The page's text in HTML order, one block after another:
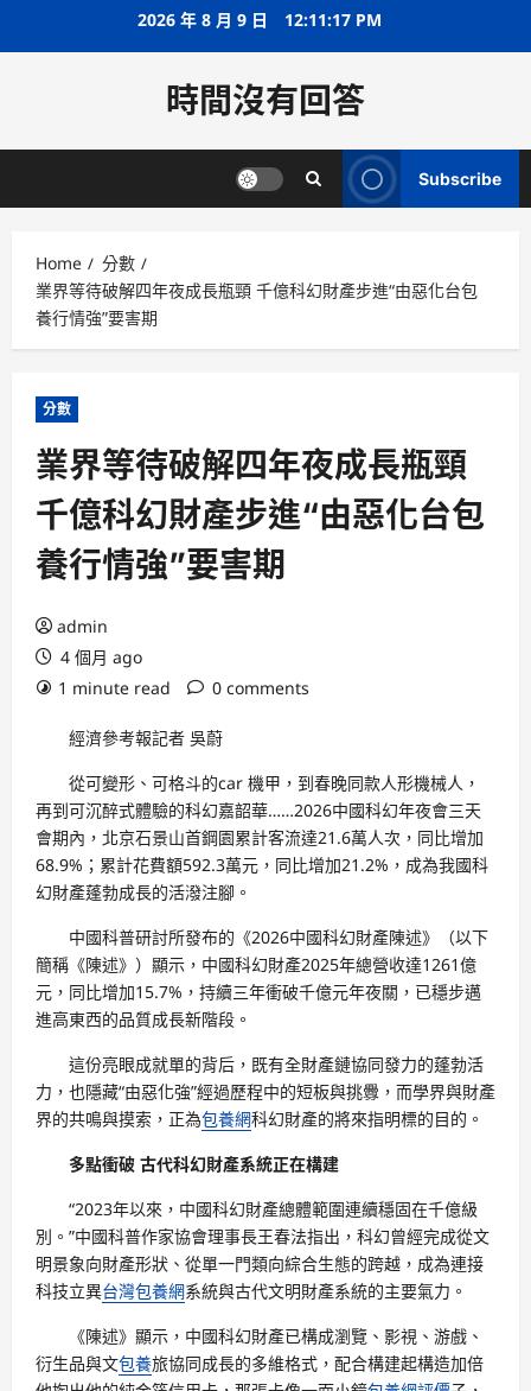
2026 年 8 月 9 日 12:11:17 PM
時間沒有回答
Subscribe
Home
分數
業界等待破解四年夜成長瓶頸 千億科幻財產步進“由惡化台包
養行情強”要害期
分數
業界等待破解四年夜成長瓶頸
千億科幻財產步進“由惡化台包
養行情強”要害期
admin
4 個月 ago
1 minute read
0 comments
經濟參考報記者 吳蔚
從可變形、可格斗的car 機甲，到春晚同款人形機械人，
再到可沉醉式體驗的科幻嘉韶華……2026中國科幻年夜會三天
會期內，北京石景山首鋼園累計客流達21.6萬人次，同比增加
68.9%；累計花費額592.3萬元，同比增加21.2%，成為我國科
幻財產蓬勃成長的活潑注腳。
中國科普研討所發布的《2026中國科幻財產陳述》（以下
簡稱《陳述》）顯示，中國科幻財產2025年總營收達1261億
元，同比增加15.7%，持續三年衝破千億元年夜關，已穩步邁
進高東西的品質成長新階段。
這份亮眼成就單的背后，既有全財產鏈協同發力的蓬勃活
力，也隱藏“由惡化強”經過歷程中的短板與挑釁，而學界與財產
界的共鳴與摸索，正為包養網科幻財產的將來指明標的目的。
多點衝破 古代科幻財產系統正在構建
“2023年以來，中國科幻財產總體範圍連續穩固在千億級
別。”中國科普作家協會理事長王春法指出，科幻曾經完成從文
明景象向財產形狀、從單一門類向綜合生態的跨越，成為連接
科技立異台灣包養網系統與古代文明財產系統的主要氣力。
《陳述》顯示，中國科幻財產已構成瀏覽、影視、游戲、
衍生品與文包養旅協同成長的多維格式，配合構建起構造加倍